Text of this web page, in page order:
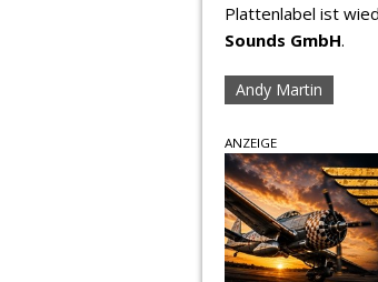
Plattenlabel ist
Sounds GmbH.
Andy Martin
ANZEIGE